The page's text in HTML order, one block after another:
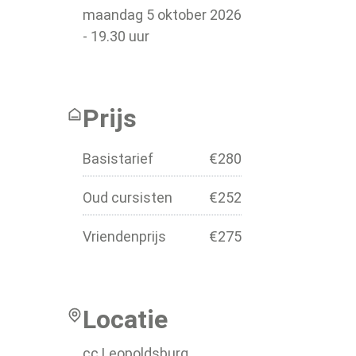
maandag 5 oktober 2026
- 19.30 uur
Prijs
Basistarief €280
Oud cursisten €252
Vriendenprijs €275
Locatie